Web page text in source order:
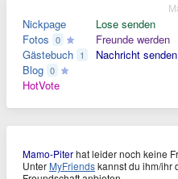
Nickpage
Fotos 0
Gästebuch 1
Blog 0
HotVote
Lose senden
Freunde werden
Nachricht senden
Mamo-Piterhat leider noch keine
Unter MyFriendskannst du ihm/ihr